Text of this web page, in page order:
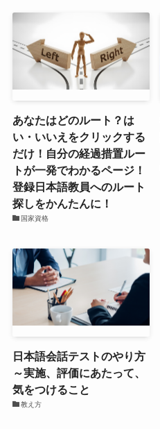
あなたはどのルート？は
い・いいえをクリックする
だけ！自分の経過措置ルー
トが一発でわかるページ！
登録日本語教員へのルート
探しをかんたんに！
国家資格
日本語会話テストのやり方
～実施、評価にあたって、
気をつけること
教え方